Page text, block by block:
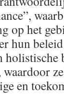
op het
hun
en